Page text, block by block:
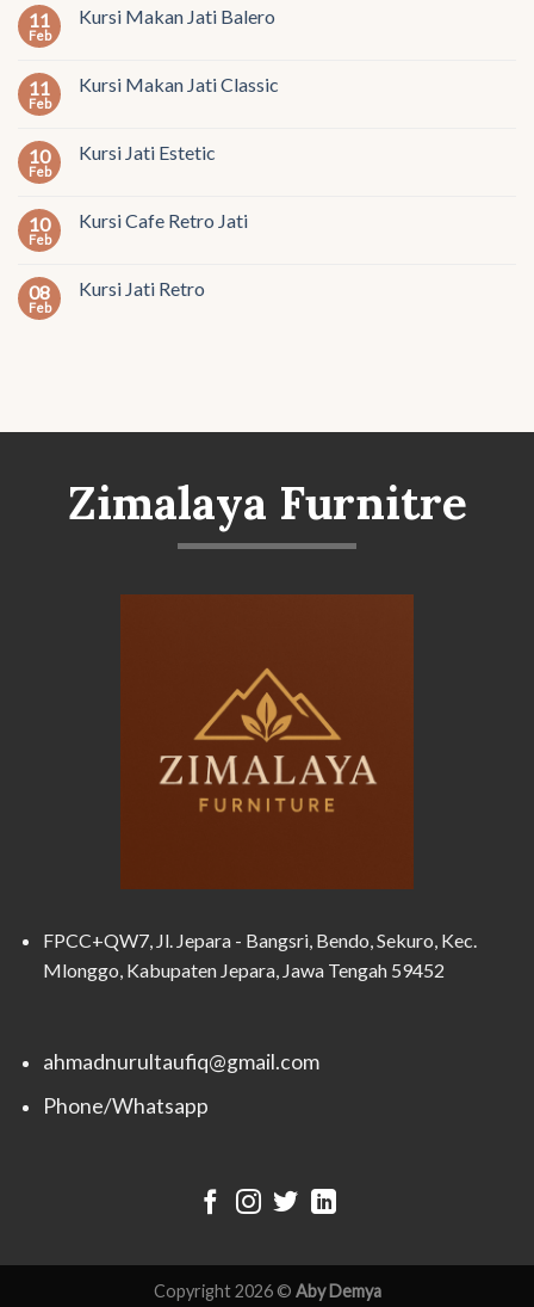
11
Feb
Kursi Makan Jati Balero
11
Feb
Kursi Makan Jati Classic
10
Feb
Kursi Jati Estetic
10
Feb
Kursi Cafe Retro Jati
08
Feb
Kursi Jati Retro
Zimalaya Furnitre
FPCC+QW7, Jl. Jepara - Bangsri, Bendo, Sekuro, Kec.
Mlonggo, Kabupaten Jepara, Jawa Tengah 59452
ahmadnurultaufiq@gmail.com
Phone/Whatsapp
Copyright 2026 © Aby Demya